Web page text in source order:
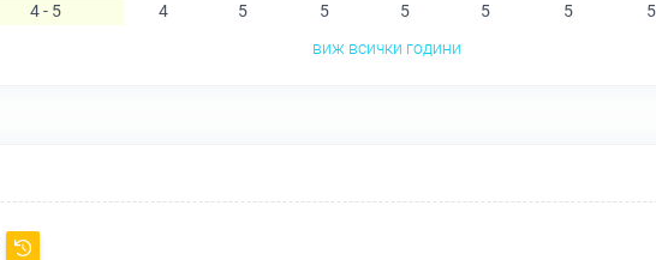
4 - 5 4 5 5 5 5 5
5
виж всички години